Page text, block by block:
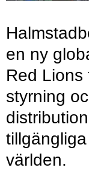
en ny
Red Lions
styrning
världen.